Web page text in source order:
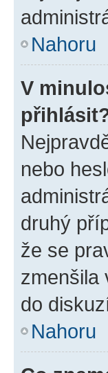
Nahoru
V
nebo
druhý
že se
zmenšila
do
Nahoru